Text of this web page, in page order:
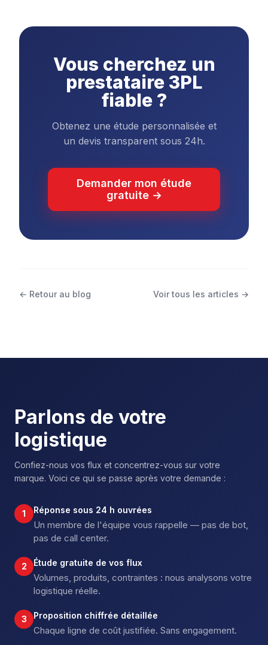
Vous cherchez un
prestataire 3PL
fiable ?
Obtenez une étude personnalisée et
un devis transparent sous 24h.
Demander mon étude
gratuite →
← Retour au blog Voir tous les articles →
Parlons de votre
logistique
Confiez-nous vos flux et concentrez-vous sur votre
marque. Voici ce qui se passe après votre demande :
1 Réponse sous 24 h ouvrées
Un membre de l'équipe vous rappelle — pas de bot,
pas de call center.
2 Étude gratuite de vos flux
Volumes, produits, contraintes : nous analysons votre
logistique réelle.
3 Proposition chiffrée détaillée
Chaque ligne de coût justifiée. Sans engagement.